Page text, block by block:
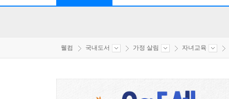
웰컴 국내도서 가정 살림 자녀교육